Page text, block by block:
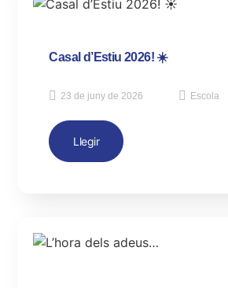
Casal d’Estiu 2026! ☀️
23 de juny de 2026 Escola
Llegir